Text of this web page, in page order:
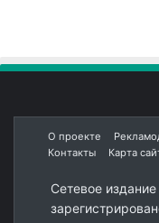
О проекте
Контакты
Карта
Сетевое